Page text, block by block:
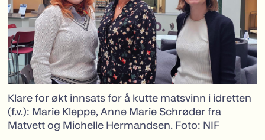
Klare for økt innsats for å kutte matsvinn i idretten
(f.v.): Marie Kleppe, Anne Marie Schrøder fra
Matvett og Michelle Hermandsen. Foto: NIF